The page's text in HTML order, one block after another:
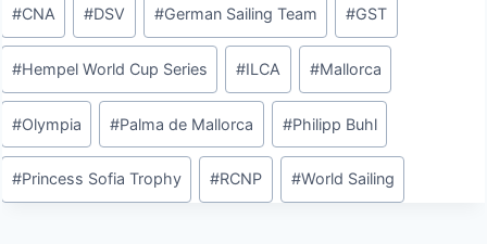
#CNA #DSV #German Sailing Team #GST
#Hempel World Cup Series #ILCA #Mallorca
#Olympia #Palma de Mallorca #Philipp Buhl
#Princess Sofia Trophy #RCNP #World Sailing